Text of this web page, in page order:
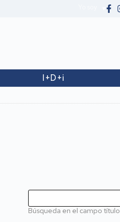
I+D+i
Búsqueda en el campo título